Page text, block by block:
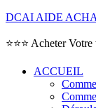
DCAI AIDE
⭐⭐⭐ Acheter
ACCUEIL